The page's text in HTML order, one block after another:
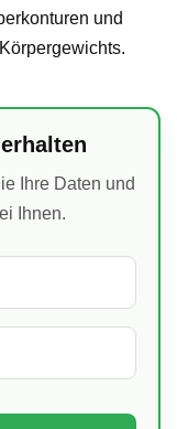
und
Ihre Daten und
Ihnen.